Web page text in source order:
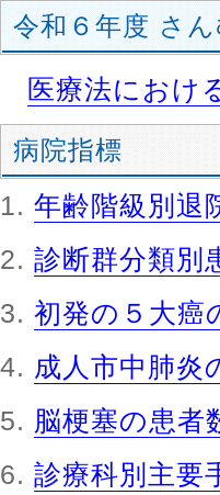
令和６年度 さ
医療法におけ
病院指標
年齢階級別退
診断群分類別
初発の５大癌
成人市中肺炎
脳梗塞の患者
診療科別主要